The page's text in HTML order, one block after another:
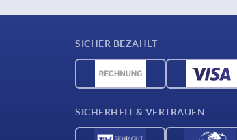
SICHER BEZAHLT
SICHERHEIT & VERTRAUEN